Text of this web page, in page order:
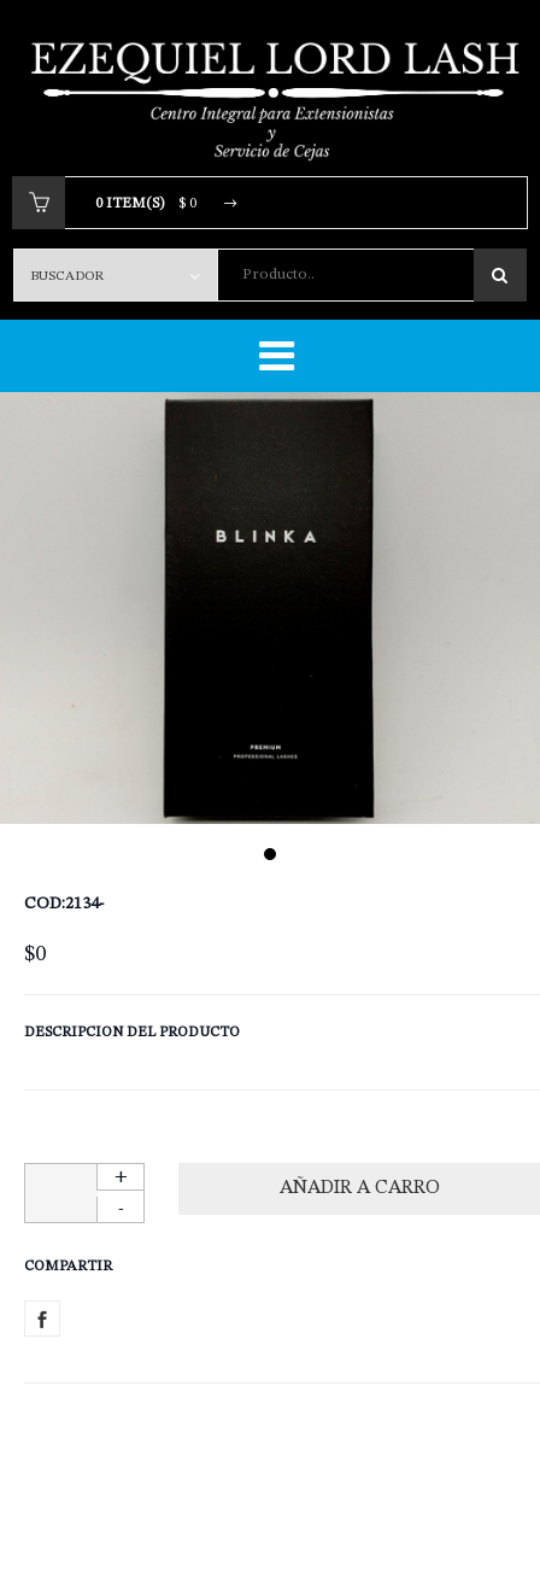
Producto..
0 ITEM(S) $ 0
Tu carrito está vacio.
COD:2134-
$0
DESCRIPCION DEL PRODUCTO
+
-
COMPARTIR